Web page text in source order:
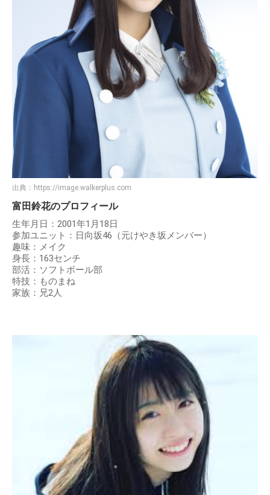
出典： https://image.walkerplus.com
富田鈴花のプロフィール
生年月日：2001年1月18日
参加ユニット：日向坂46（元けやき坂メンバー）
趣味：メイク
身長：163センチ
部活：ソフトボール部
特技：ものまね
家族：兄2人